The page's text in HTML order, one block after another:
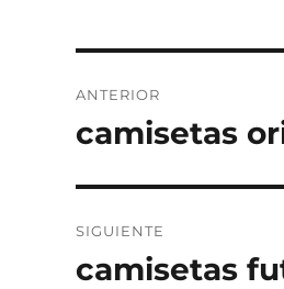
de
ANTERIOR
Entrada
camisetas
SIGUIENTE
Entrada
camisetas